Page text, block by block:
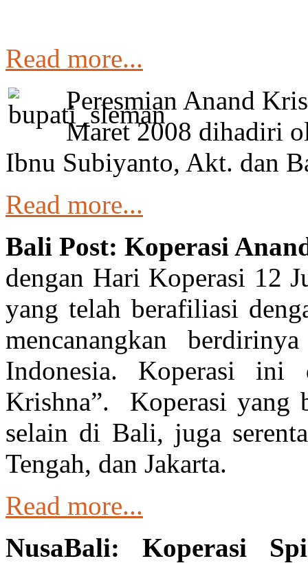
Read more...
Peresmian Anand
Maret 2008 dihadiri
Ibnu Subiyanto, Akt. dan
Read more...
Bali Post: Koperasi
dengan Hari Koperasi 12
yang telah berafiliasi
mencanangkan
Indonesia. Koperasi ini
Krishna”. Koperasi yang
selain di Bali, juga
Tengah, dan Jakarta.
Read more...
NusaBali: Koperasi